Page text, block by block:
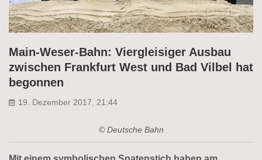
Main-Weser-Bahn: Viergleisiger Ausbau
zwischen Frankfurt West und Bad Vilbel hat
begonnen
19. Dezember 2017, 21:44
© Deutsche Bahn